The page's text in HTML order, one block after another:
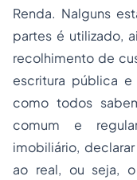
Renda. Nalguns
partes é utilizado,
recolhimento de
escritura pública e
como todos
comum e
imobiliário,
ao real, ou seja,